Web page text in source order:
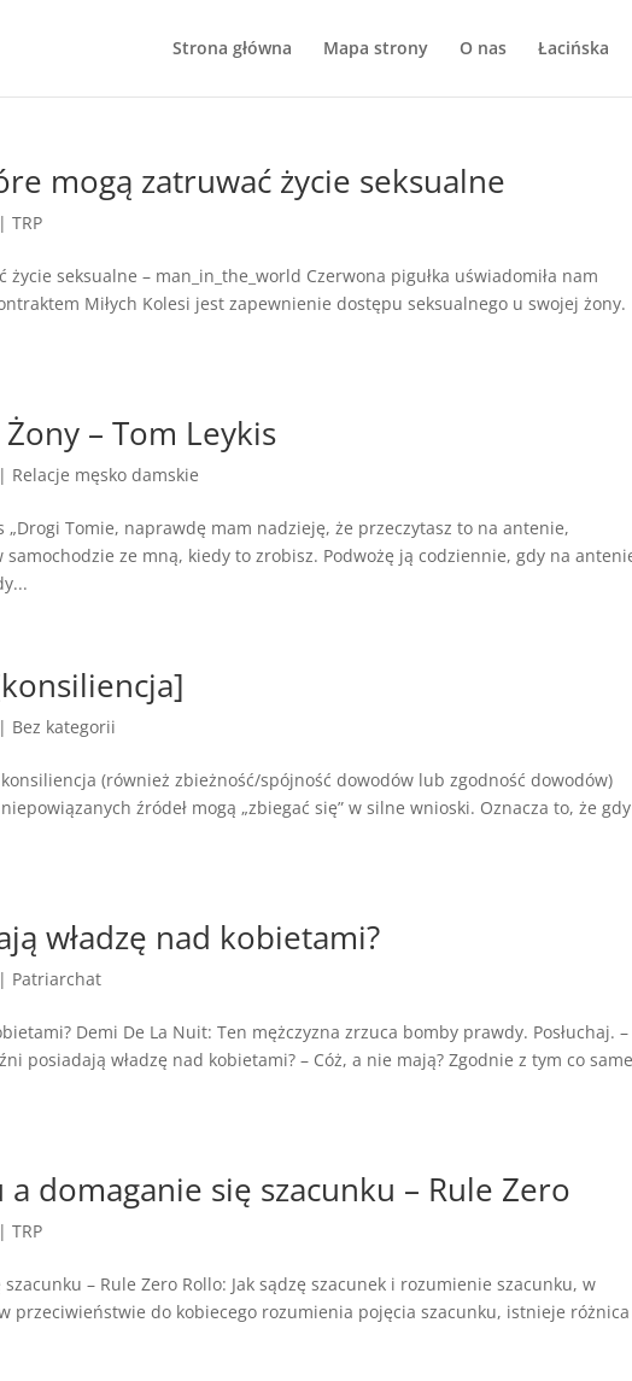
Strona główna Mapa strony O nas Łacińska
mogą zatruwać życie seksualne
|TRP
seksualne – man_in_the_world Czerwona pigułka uświadomiła nam
Miłych Kolesi jest zapewnienie dostępu seksualnego u swojej żony.
– Tom Leykis
| Relacje męsko damskie
„Drogi Tomie, naprawdę mam nadzieję, że przeczytasz to na antenie,
ze mną, kiedy to zrobisz. Podwożę ją codziennie, gdy na
| Bez kategorii
(również zbieżność/spójność dowodów lub zgodność dowodów)
źródeł mogą „zbiegać się” w silne wnioski. Oznacza to, że gdy
władzę nad kobietami?
| Patriarchat
Demi De La Nuit: Ten mężczyzna zrzuca bomby prawdy. Posłuchaj. –
posiadają władzę nad kobietami? – Cóż, a nie mają? Zgodnie z tym co same
domaganie się szacunku – Rule Zero
|TRP
– Rule Zero Rollo: Jak sądzę szacunek i rozumienie szacunku, w
przeciwieństwie do kobiecego rozumienia pojęcia szacunku, istnieje różnica